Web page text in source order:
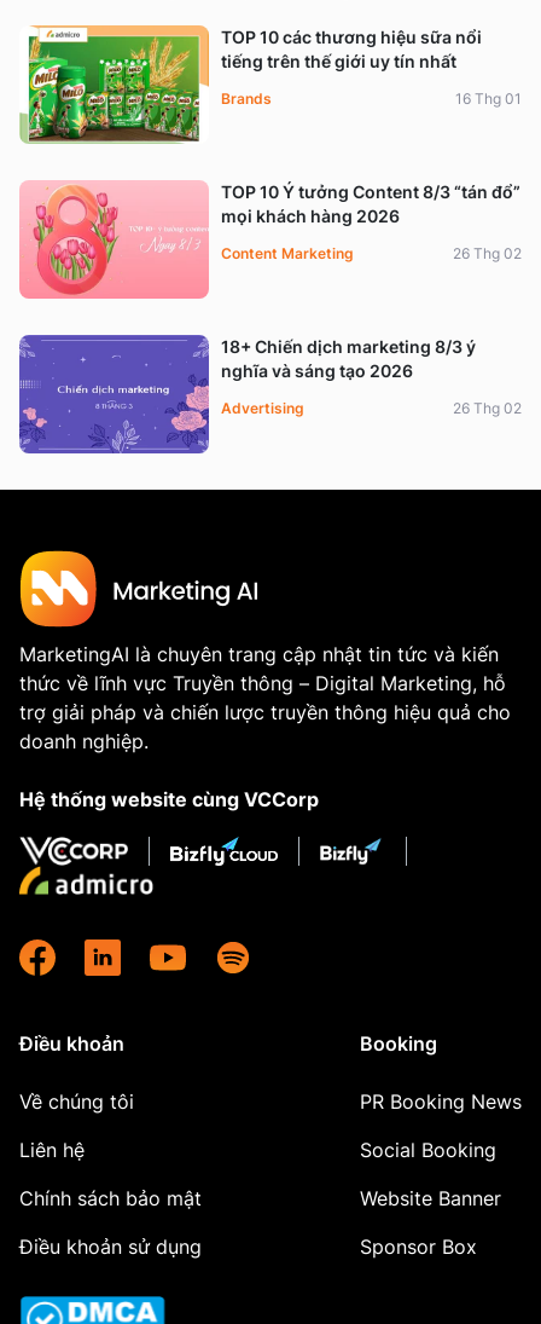
TOP 10 các thương hiệu sữa nổi
tiếng trên thế giới uy tín nhất
Brands 16 Thg 01
TOP 10 Ý tưởng Content 8/3 “tán đổ”
mọi khách hàng 2026
Content Marketing 26 Thg 02
18+ Chiến dịch marketing 8/3 ý
nghĩa và sáng tạo 2026
Advertising 26 Thg 02
MarketingAI là chuyên trang cập nhật tin tức và kiến
thức về lĩnh vực Truyền thông – Digital Marketing, hỗ
trợ giải pháp và chiến lược truyền thông hiệu quả cho
doanh nghiệp.
Hệ thống website cùng VCCorp
Điều khoản
Về chúng tôi
Liên hệ
Chính sách bảo mật
Điều khoản sử dụng
Booking
PR Booking News
Social Booking
Website Banner
Sponsor Box